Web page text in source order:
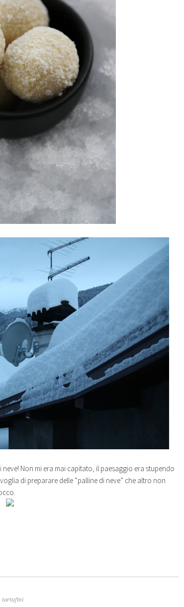
Non mi era mai capitato, il paesaggio era stupendo
di preparare delle “palline di neve” che altro non
tartufini